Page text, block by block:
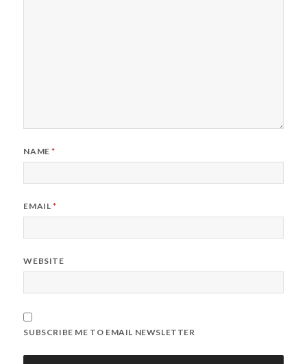
NAME*
EMAIL*
WEBSITE
SUBSCRIBE ME TO EMAIL NEWSLETTER